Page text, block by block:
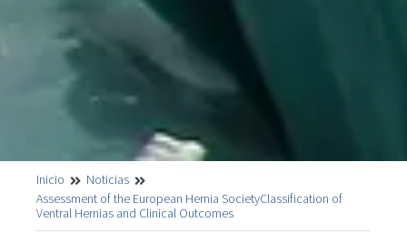
Inicio
Noticias
Assessment of the European Hernia SocietyClassification of
Ventral Hernias and Clinical Outcomes